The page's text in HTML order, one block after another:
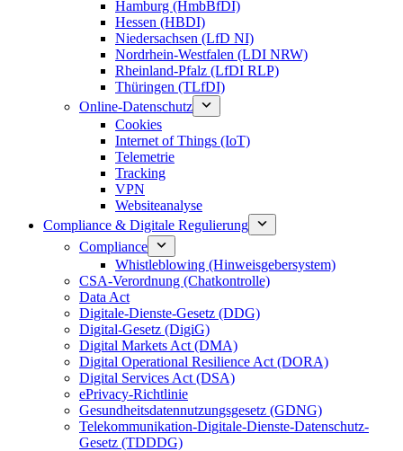
Hamburg (HmbBfDI)
Hessen (HBDI)
Niedersachsen (LfD NI)
Nordrhein-Westfalen (LDI NRW)
Rheinland-Pfalz (LfDI RLP)
Thüringen (TLfDI)
Online-Datenschutz
Cookies
Internet of Things (IoT)
Telemetrie
Tracking
VPN
Websiteanalyse
Compliance & Digitale Regulierung
Compliance
Whistleblowing (Hinweisgebersystem)
CSA-Verordnung (Chatkontrolle)
Data Act
Digitale-Dienste-Gesetz (DDG)
Digital-Gesetz (DigiG)
Digital Markets Act (DMA)
Digital Operational Resilience Act (DORA)
Digital Services Act (DSA)
ePrivacy-Richtlinie
Gesundheitsdatennutzungsgesetz (GDNG)
Telekommunikation-Digitale-Dienste-Datenschutz-
Gesetz (TDDDG)